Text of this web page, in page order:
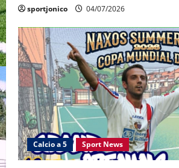
sportjonico 04/07/2026
Calcio a 5 Sport News